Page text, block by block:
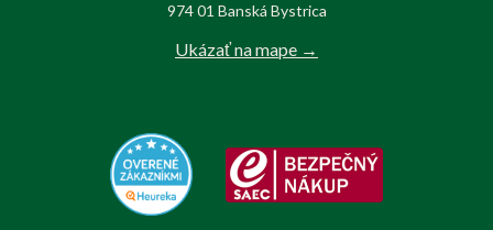
974 01 Banská Bystrica
Ukázať na mape →